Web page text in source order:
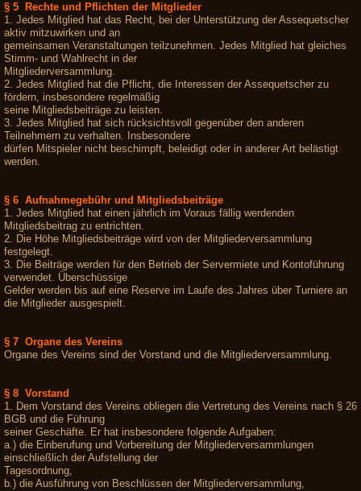
§ 5 Rechte und Pflichten der Mitglieder
1. Jedes Mitglied hat das Recht, bei der Unterstützung der Assequetscher
aktiv mitzuwirken und an
gemeinsamen Veranstaltungen teilzunehmen. Jedes Mitglied hat gleiches
Stimm- und Wahlrecht in der
Mitgliederversammlung.
2. Jedes Mitglied hat die Pflicht, die Interessen der Assequetscher zu
fördern, insbesondere regelmäßig
seine Mitgliedsbeiträge zu leisten.
3. Jedes Mitglied hat sich rücksichtsvoll gegenüber den anderen
Teilnehmern zu verhalten. Insbesondere
dürfen Mitspieler nicht beschimpft, beleidigt oder in anderer Art belästigt
werden.
§ 6 Aufnahmegebühr und Mitgliedsbeiträge
1. Jedes Mitglied hat einen jährlich im Voraus fällig werdenden
Mitgliedsbeitrag zu entrichten.
2. Die Höhe Mitgliedsbeiträge wird von der Mitgliederversammlung
festgelegt.
3. Die Beiträge werden für den Betrieb der Servermiete und Kontoführung
verwendet. Überschüssige
Gelder werden bis auf eine Reserve im Laufe des Jahres über Turniere an
die Mitglieder ausgespielt.
§ 7 Organe des Vereins
Organe des Vereins sind der Vorstand und die Mitgliederversammlung.
§ 8 Vorstand
1. Dem Vorstand des Vereins obliegen die Vertretung des Vereins nach § 26
BGB und die Führung
seiner Geschäfte. Er hat insbesondere folgende Aufgaben:
a.) die Einberufung und Vorbereitung der Mitgliederversammlungen
einschließlich der Aufstellung der
Tagesordnung,
b.) die Ausführung von Beschlüssen der Mitgliederversammlung,